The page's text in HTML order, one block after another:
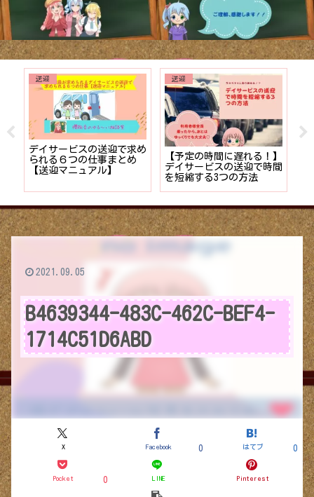
送迎
デイサービスの送迎で求め
られる６つの仕事まとめ
【送迎マニュアル】
送迎
【予定の時間に遅れる！】
デイサービスの送迎で時間
を短縮する3つの方法
B4639344-483C-462C-BEF4-
1714C51D6ABD
X Facebook 0 はてブ 0
Pocket 0 LINE Pinterest
2021.09.05